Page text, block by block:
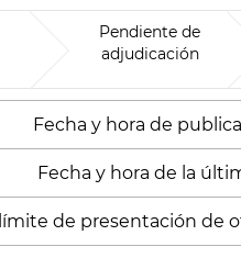
Pendiente de
adjudicación
Fecha y hora de
Fecha y hora de la
de presentación de